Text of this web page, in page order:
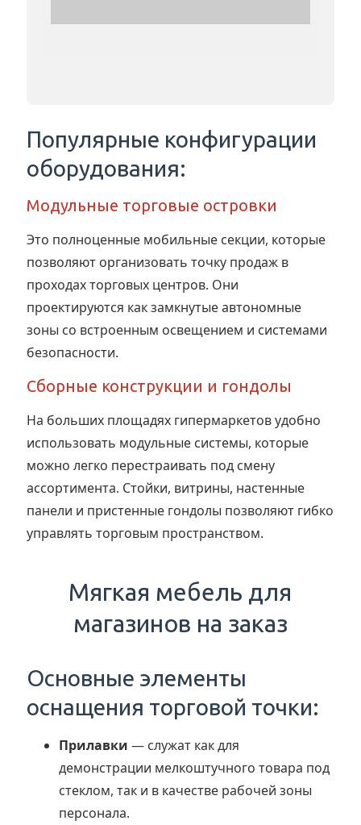
Популярные конфигурации
оборудования:
Модульные торговые островки
Это полноценные мобильные секции, которые
позволяют организовать точку продаж в
проходах торговых центров. Они
проектируются как замкнутые автономные
зоны со встроенным освещением и системами
безопасности.
Сборные конструкции и гондолы
На больших площадях гипермаркетов удобно
использовать модульные системы, которые
можно легко перестраивать под смену
ассортимента. Стойки, витрины, настенные
панели и пристенные гондолы позволяют гибко
управлять торговым пространством.
Мягкая мебель для
магазинов на заказ
Основные элементы
оснащения торговой точки:
Прилавки — служат как для
демонстрации мелкоштучного товара под
стеклом, так и в качестве рабочей зоны
персонала.